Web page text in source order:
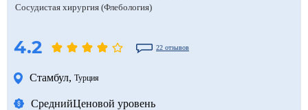
Сосудистая хирургия (Флебология)
4.2 22 отзывов
Стамбул, Турция
СреднийЦеновой уровень